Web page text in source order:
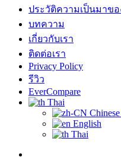
ประวัติความเป็นมาข
บทความ
เกี่ยวกับเรา
ติดต่อเรา
Privacy Policy
รีวิว
EverCompare
Thai
English
Thai